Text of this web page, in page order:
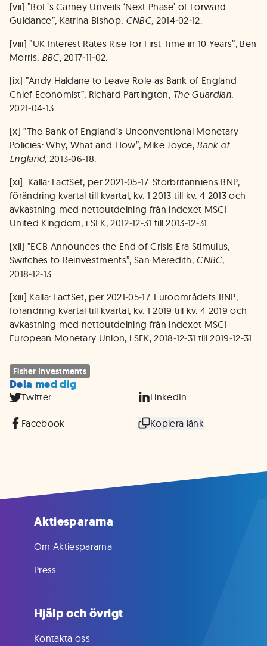
[vii] ”BoE’s Carney Unveils ‘Next Phase’ of Forward
Guidance”, Katrina Bishop, CNBC, 2014‑02‑12.
[viii] ”UK Interest Rates Rise for First Time in 10 Years”, Ben
Morris, BBC, 2017‑11‑02.
[ix] ”Andy Haldane to Leave Role as Bank of England
Chief Economist”, Richard Partington, The Guardian,
2021‑04‑13.
[x] ”The Bank of England’s Unconventional Monetary
Policies: Why, What and How”, Mike Joyce, Bank of
England, 2013‑06‑18.
[xi] Källa: FactSet, per 2021‑05‑17. Storbritanniens BNP,
förändring kvartal till kvartal, kv. 1 2013 till kv. 4 2013 och
avkastning med nettoutdelning från indexet MSCI
United Kingdom, i SEK, 2012‑12‑31 till 2013‑12‑31.
[xii] ”ECB Announces the End of Crisis-Era Stimulus,
Switches to Reinvestments”, San Meredith, CNBC,
2018‑12‑13.
[xiii] Källa: FactSet, per 2021‑05‑17. Euroområdets BNP,
förändring kvartal till kvartal, kv. 1 2019 till kv. 4 2019 och
avkastning med nettoutdelning från indexet MSCI
European Monetary Union, i SEK, 2018‑12‑31 till 2019‑12‑31.
Fisher Investments
Dela med dig
Twitter LinkedIn
Facebook Kopiera länk
Aktiespararna
Om Aktiespararna
Press
Hjälp och övrigt
Kontakta oss